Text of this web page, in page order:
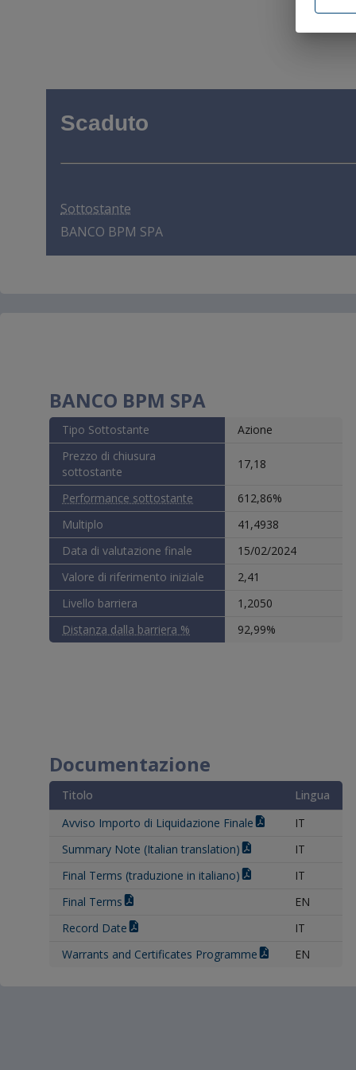
Scaduto
Sottostante
BANCO BPM SPA
BANCO BPM SPA
Tipo Sottostante
Azione
Prezzo di chiusura
sottostante
17,18
Performance sottostante
612,86%
Multiplo
41,4938
Data di valutazione finale
15/02/2024
Valore di riferimento iniziale
2,41
Livello barriera
1,2050
Distanza dalla barriera %
92,99%
Documentazione
Titolo
Lingua
Avviso Importo di Liquidazione Finale
IT
Summary Note (Italian translation)
IT
Final Terms (traduzione in italiano)
IT
Final Terms
EN
Record Date
IT
Warrants and Certificates Programme
EN
445
alcuna
nelle
445